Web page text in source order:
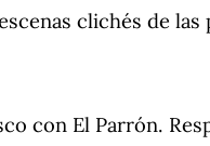
clichés de
con El Parrón.